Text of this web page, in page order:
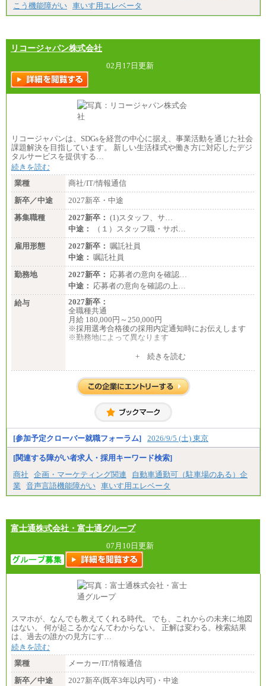
エリアサポート職 月給188,000円
■（株）JTBグローバルマーケティング＆トラベル
訪日事業職 月給202,000～227,000円＋地域間調整
給
※詳細はJTBキャリアサイトよりご確認ください。
■(株)JTBビジネストランスフォーム
総合職 月給205,000～225,000円＋地域間調整給
エリア総合職 月給185,000円＋地域間調整給
■(株)JTBデータサービス ※2027年新卒募集終了
総合職 月給186,000～194,000円＋地域手当
※詳細はJTBキャリアサイトよりご確認ください。
■I&Jデジタルイノベーション(株)
総合職 月給224,500～242,600円＋地域手当
※詳細はJTBキャリアサイトよりご確認ください。
＜有期社員コース＞
■(株)JTBビジネストランスフォーム
有期契約職 月給185,000～195,000円
※詳細はJTBキャリアサイトよりご確認ください。
■(株)JTBパブリッシング ※2027年新卒募集終了
総合職 月給241,000円
中途：
①月給227,000円以上
②月給212,000円以上
③月給172,500円以上
④月給23万円～37万円
⑤月給20万円～25万円
⑥月給33万円～48万円
⑦月給271,000円以上
⑧～⑮月給200,000円〜月給400,000円
⑯月給185,000円以上
⑰月給237,000円以上
⑱月給212,000円以上
⑲東京：月給202,000 円以上 、京都：月給193,000 円
以上
㉑月給185,000 円以上
㉓月給224,500円以上
※全コース共通※ 能力・経験・勤務地などにより
異なります
※試用期間中も給与に変更はございません。
こう機能障がい 車いす用エレベータ
リコージャパン株式会社
02月17日更新
リコージャパンは、SDGsを経営の中心に据え、事業活動を通じた社会
課題解決を目指しています。 新しい生活様式や働き方に対応したデジ
タルサービスを提供する…
続きを読む
業種
商社/IT/情報通信
新卒／中途
2027新卒・中途
募集職種
2027新卒： (1)スタッフ、サ…
中途：
（１）スタッフ職・サポ…
雇用形態
2027新卒： 嘱託社員
中途： 嘱託社員
勤務地
2027新卒： 応募者の意向を確認…
中途： 応募者の意向を確認の上…
給与
2027新卒：
全職種共通
月給 180,000円～250,000円
※採用選考合格後の採用内定通知時にお伝えします
※勤務地によって異なります
月給 200,000円～250,000円
入社時の処遇は経験・能力を考慮の上、当社規程に
より決定します。
お伝えします。
+ 続きを読む
[参加予定クローバー就職フォーラム] 2026/9/5 (土) 東京
[関連する障がい者求人・採用キーワード検索]
商社
企画・マーケティング関連
自動車通勤可（駐車場のある）企
業
音声言語機能障がい 車いす用エレベータ
富士通株式会社・富士通グループ
07月10日更新
スマホが、なんでも教えてくれる時代。 でも、これからの未来に地図
はない。 何が起こるかなんてわからない。 正解は変わる。検索結果
は、過去の誰かの見方にす…
続きを読む
業種
メーカー/IT/情報通信
新卒／中途
2027新卒(既卒3年以内可)・中途